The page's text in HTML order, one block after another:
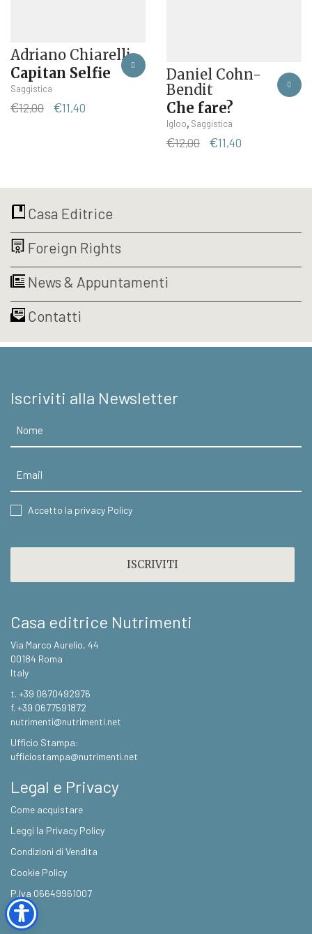
Adriano Chiarelli
Capitan Selfie
Saggistica
€12,00
Il
€11,40
Daniel Cohn-
Bendit
Che fare?
Igloo, Saggistica
€12,00
Il
era:
€11,40
è:
Casa Editrice
Foreign Rights
News & Appuntamenti
Contatti
Iscriviti alla Newsletter
CONSENT
Accetto la privacy Policy
Casa editrice Nutrimenti
Via Marco Aurelio, 44
00184 Roma
Italy
t. +39 0670492976
f. +39 0677591872
nutrimenti@nutrimenti.net
Ufficio Stampa:
ufficiostampa@nutrimenti.net
Legal e Privacy
Come acquistare
Leggi la Privacy Policy
Condizioni di Vendita
Cookie Policy
P.Iva 06649961007